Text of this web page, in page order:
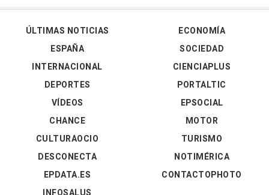
ÚLTIMAS NOTICIAS
ESPAÑA
INTERNACIONAL
DEPORTES
VÍDEOS
ECONOMÍA
SOCIEDAD
CIENCIAPLUS
PORTALTIC
EPSOCIAL
CHANCE
CULTURAOCIO
DESCONECTA
EPDATA.ES
MOTOR
TURISMO
NOTIMÉRICA
CONTACTOPHOTO